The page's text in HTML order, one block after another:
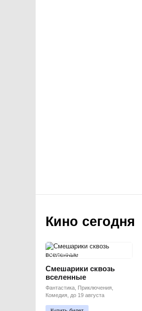
Кино сегодня
ПРЕМЬЕРА
Смешарики сквозь
вселенные
Фантастика, Приключения,
Комедия, до 19 августа